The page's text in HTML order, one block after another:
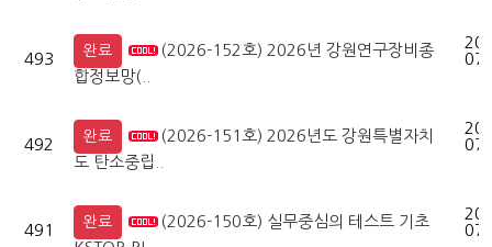
493 완료
(2026-152호) 2026년 강원연구장비종
합정보망(..
492 완료
(2026-151호) 2026년도 강원특별자치
도 탄소중립..
491 완료
(2026-150호) 실무중심의 테스트 기초